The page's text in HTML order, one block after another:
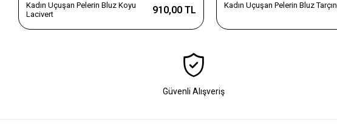
Kadın Uçuşan Pelerin Bluz Koyu
Lacivert
910,00 TL Kadın Uçuşan Pelerin Bluz Tarçın
Güvenli Alışveriş